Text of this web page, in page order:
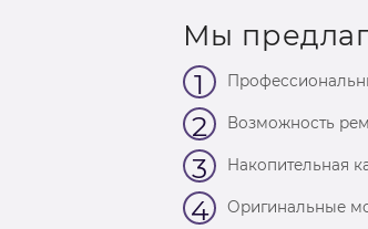
Мы
1
2 Возможность
3 Накопительная
4 Оригинальные